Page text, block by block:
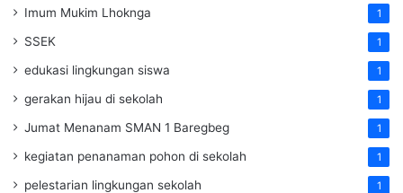
Imum Mukim Lhoknga 1
SSEK 1
edukasi lingkungan siswa 1
gerakan hijau di sekolah 1
Jumat Menanam SMAN 1 Baregbeg 1
kegiatan penanaman pohon di sekolah 1
pelestarian lingkungan sekolah 1